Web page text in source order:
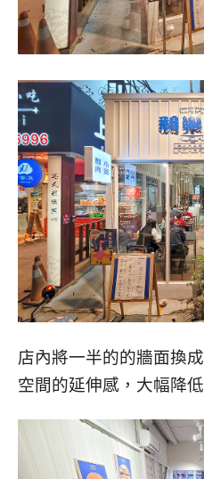
店內將一半的的牆面換
空間的延伸感，大幅降